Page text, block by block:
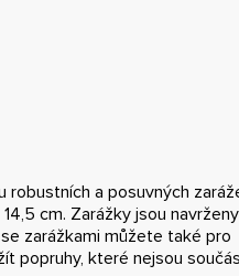
a posuvných
cm. Zarážky jsou
zarážkami můžete také pro
popruhy, které nejsou